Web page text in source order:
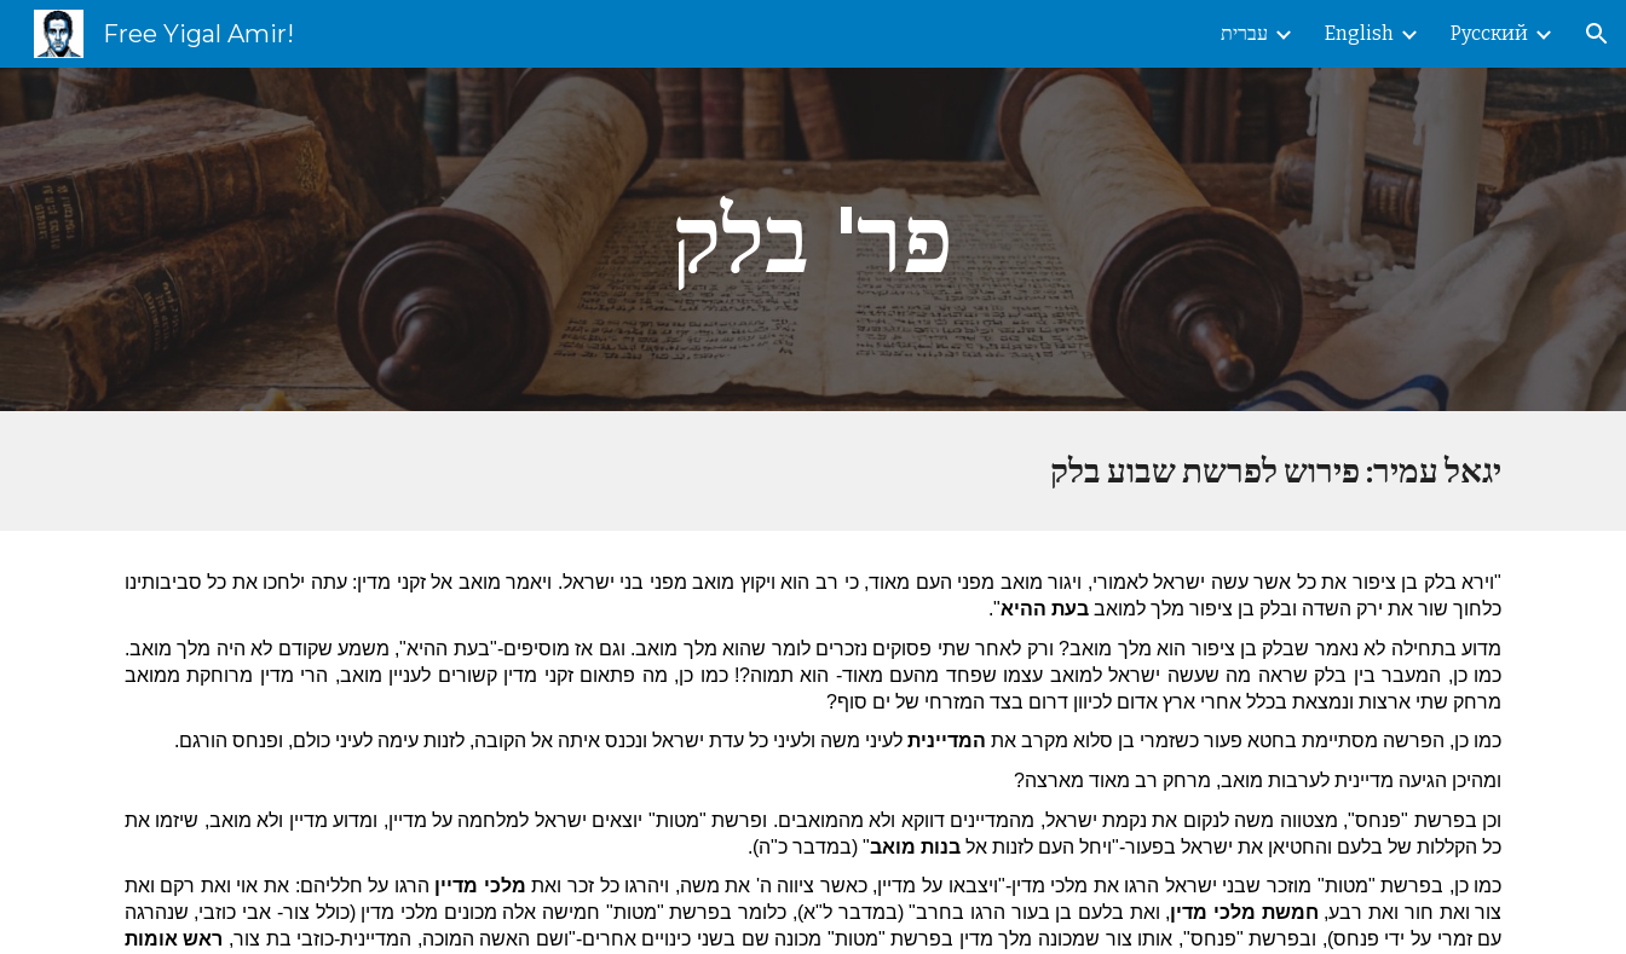
Free Yigal Amir! עברית English Русский
פר' בלק
יגאל עמיר: פירוש לפרשת שבוע בלק
"וירא בלק בן ציפור את כל אשר עשה ישראל לאמורי, ויגור מואב מפני העם מאוד, כי רב הוא ויקוץ מואב מפני בני ישראל. ויאמר מואב אל זקני מדין: עתה ילחכו את כל סביבותינו
כלחוך שור את ירק השדה ובלק בן ציפור מלך למואב בעת ההיא".
מדוע בתחילה לא נאמר שבלק בן ציפור הוא מלך מואב? ורק לאחר שתי פסוקים נזכרים לומר שהוא מלך מואב. וגם אז מוסיפים-"בעת ההיא", משמע שקודם לא היה מלך מואב.
כמו כן, המעבר בין בלק שראה מה שעשה ישראל למואב עצמו שפחד מהעם מאוד- הוא תמוה?! כמו כן, מה פתאום זקני מדין קשורים לעניין מואב, הרי מדין מרוחקת ממואב
מרחק שתי ארצות ונמצאת בכלל אחרי ארץ אדום לכיוון דרום בצד המזרחי של ים סוף?
כמו כן, הפרשה מסתיימת בחטא פעור כשזמרי בן סלוא מקרב את המדייניתלעיני משה ולעיני כל עדת ישראל ונכנס איתה אל הקובה, לזנות עימה לעיני כולם, ופנחס הורגם.
ומהיכן הגיעה מדיינית לערבות מואב, מרחק רב מאוד מארצה?
וכן בפרשת "פנחס", מצטווה משה לנקום את נקמת ישראל, מהמדיינים דווקא ולא מהמואבים. ופרשת "מטות" יוצאים ישראל למלחמה על מדיין, ומדוע מדיין ולא מואב, שיזמו את
כל הקללות של בלעם והחטיאן את ישראל בפעור-"ויחל העם לזנות אל בנות מואב" (במדבר כ"ה).
כמו כן, בפרשת "מטות" מוזכר שבני ישראל הרגו את מלכי מדין-"ויצבאו על מדיין, כאשר ציווה ה' את משה, ויהרגו כל זכר ואת מלכי מדיין הרגו על חלליהם: את אוי ואת רקם ואת
צור ואת חור ואת רבע, חמשת מלכי מדין, ואת בלעם בן בעור הרגו בחרב" (במדבר ל"א), כלומר בפרשת "מטות" חמישה אלה מכונים מלכי מדין (כולל צור- אבי כוזבי, שנהרגה
עם זמרי על ידי פנחס), ובפרשת "פנחס", אותו צור שמכונה מלך מדין בפרשת "מטות" מכונה שם בשני כינויים אחרים-"ושם האשה המוכה, המדיינית-כוזבי בת צור, ראש אומות